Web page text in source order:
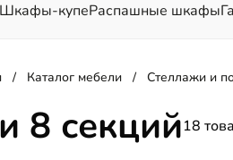
Шкафы-купеРаспашные шкафы
Для гостиной Для спальни
Каталог мебели Стеллажи и
8 секций18